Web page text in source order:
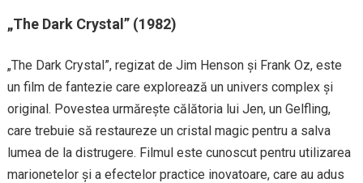
„The Dark Crystal” (1982)
„The Dark Crystal”, regizat de Jim Henson și Frank Oz, este
un film de fantezie care explorează un univers complex și
original. Povestea urmărește călătoria lui Jen, un Gelfling,
care trebuie să restaureze un cristal magic pentru a salva
lumea de la distrugere. Filmul este cunoscut pentru utilizarea
marionetelor și a efectelor practice inovatoare, care au adus